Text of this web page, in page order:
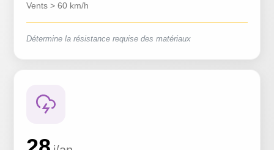
Vents > 60 km/h
Détermine la résistance requise des matériaux